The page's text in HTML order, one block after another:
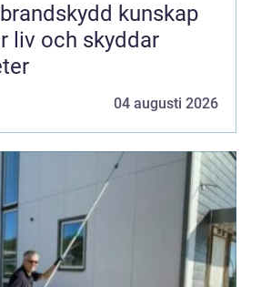
kunskap
liv och skyddar
04 augusti 2026